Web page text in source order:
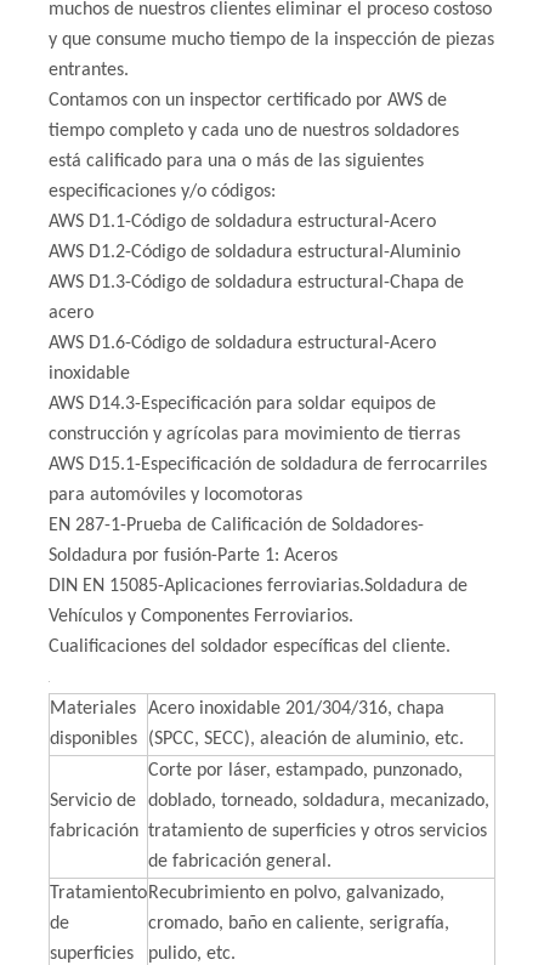
muchos de nuestros clientes eliminar el proceso costoso
y que consume mucho tiempo de la inspección de piezas
entrantes.
Contamos con un inspector certificado por AWS de
tiempo completo y cada uno de nuestros soldadores
está calificado para una o más de las siguientes
especificaciones y/o códigos:
AWS D1.1-Código de soldadura estructural-Acero
AWS D1.2-Código de soldadura estructural-Aluminio
AWS D1.3-Código de soldadura estructural-Chapa de
acero
AWS D1.6-Código de soldadura estructural-Acero
inoxidable
AWS D14.3-Especificación para soldar equipos de
construcción y agrícolas para movimiento de tierras
AWS D15.1-Especificación de soldadura de ferrocarriles
para automóviles y locomotoras
EN 287-1-Prueba de Calificación de Soldadores-
Soldadura por fusión-Parte 1: Aceros
DIN EN 15085-Aplicaciones ferroviarias.Soldadura de
Vehículos y Componentes Ferroviarios.
Cualificaciones del soldador específicas del cliente.
Materiales
disponibles
Acero inoxidable 201/304/316, chapa
(SPCC, SECC), aleación de aluminio, etc.
Servicio de
fabricación
Corte por láser, estampado, punzonado,
doblado, torneado, soldadura, mecanizado,
tratamiento de superficies y otros servicios
de fabricación general.
Tratamiento
de
superficies
Recubrimiento en polvo, galvanizado,
cromado, baño en caliente, serigrafía,
pulido, etc.